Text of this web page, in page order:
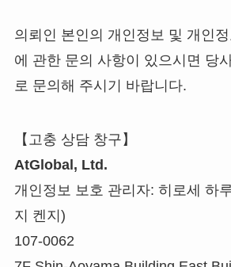
의뢰인 본인의 개인정보 및 개인
에 관한 문의 사항이 있으시면 당
로 문의해 주시기 바랍니다.
【고충 상담 창구】
AtGlobal, Ltd.
개인정보 보호 관리자: 히로세 하
지 켄지)
107-0062